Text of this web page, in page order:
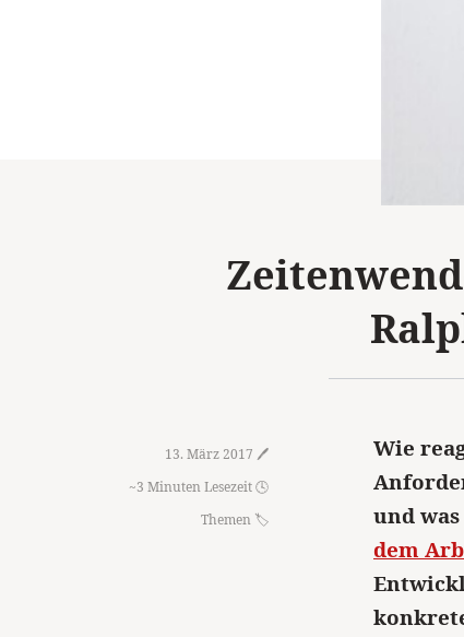
13. März 2017 🖊️
~3 Minuten Lesezeit 🕓
Themen
Wie
und
dem